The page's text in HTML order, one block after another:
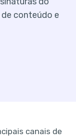
conteúdo e
canais de